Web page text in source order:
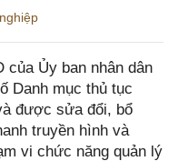
của Ủy ban nhân dân
Danh mục thủ tục
được sửa đổi, bổ
truyền hình và
vi chức năng quản lý